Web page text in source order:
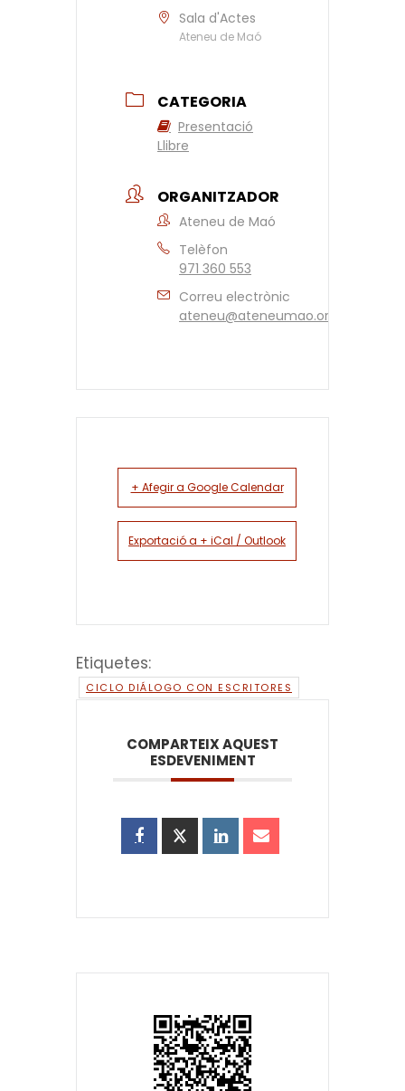
Sala d'Actes
Ateneu de Maó
CATEGORIA
Presentació
Llibre
ORGANITZADOR
Ateneu de Maó
Telèfon
971 360 553
Correu electrònic
ateneu@ateneumao.org
+ Afegir a Google Calendar
Exportació a + iCal / Outlook
Etiquetes:
CICLO DIÁLOGO CON ESCRITORES
COMPARTEIX AQUEST
ESDEVENIMENT